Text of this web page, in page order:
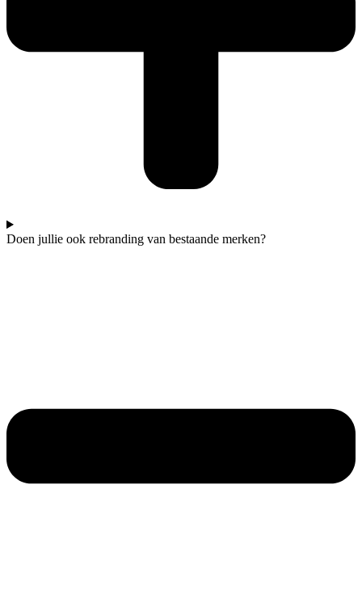
Doen jullie ook rebranding van bestaande merken?